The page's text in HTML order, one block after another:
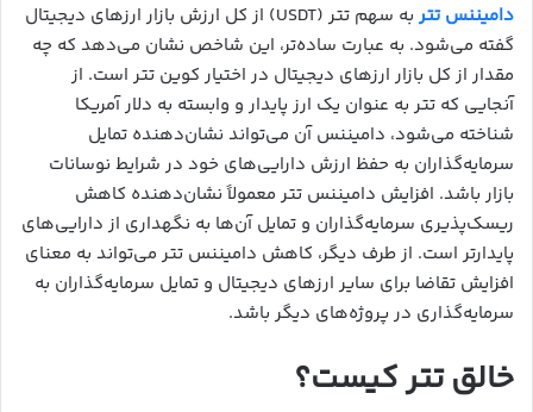
دامیننس تتر
به سهم تتر (USDT) از کل ارزش بازار ارزهای دیجیتال
گفته می‌شود. به عبارت ساده‌تر، این شاخص نشان می‌دهد که چه
مقدار از کل بازار ارزهای دیجیتال در اختیار کوین تتر است. از
آنجایی که تتر به عنوان یک ارز پایدار و وابسته به دلار آمریکا
شناخته می‌شود، دامیننس آن می‌تواند نشان‌دهنده تمایل
سرمایه‌گذاران به حفظ ارزش دارایی‌های خود در شرایط نوسانات
بازار باشد. افزایش دامیننس تتر معمولاً نشان‌دهنده کاهش
ریسک‌پذیری سرمایه‌گذاران و تمایل آن‌ها به نگهداری از دارایی‌های
پایدارتر است. از طرف دیگر، کاهش دامیننس تتر می‌تواند به معنای
افزایش تقاضا برای سایر ارزهای دیجیتال و تمایل سرمایه‌گذاران به
سرمایه‌گذاری در پروژه‌های دیگر باشد.
خالق تتر کیست؟